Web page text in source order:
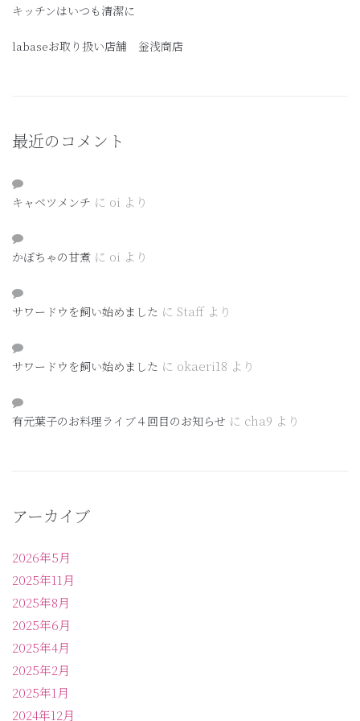
キッチンはいつも清潔に
labaseお取り扱い店舗 釡浅商店
最近のコメント
キャベツメンチ に oi より
かぼちゃの甘煮 に oi より
サワードウを飼い始めました に Staffより
サワードウを飼い始めました に okaeri18 より
有元葉子のお料理ライブ４回目のお知らせ に cha9 より
アーカイブ
2026年5月
2025年11月
2025年8月
2025年6月
2025年4月
2025年2月
2025年1月
2024年12月